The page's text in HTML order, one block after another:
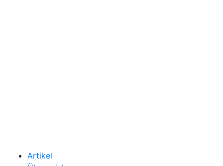
Artikel